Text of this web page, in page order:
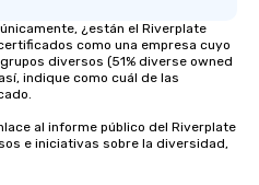
¿están el Riverplate
como una empresa cuyo
diversos (51% diverse owned
indique como cuál de las
al informe público del Riverplate
e iniciativas sobre la diversidad,